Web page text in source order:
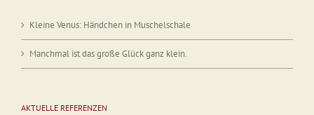
Kleine Venus: Händchen in Muschelschale
Manchmal ist das große Glück ganz klein.
AKTUELLE REFERENZEN